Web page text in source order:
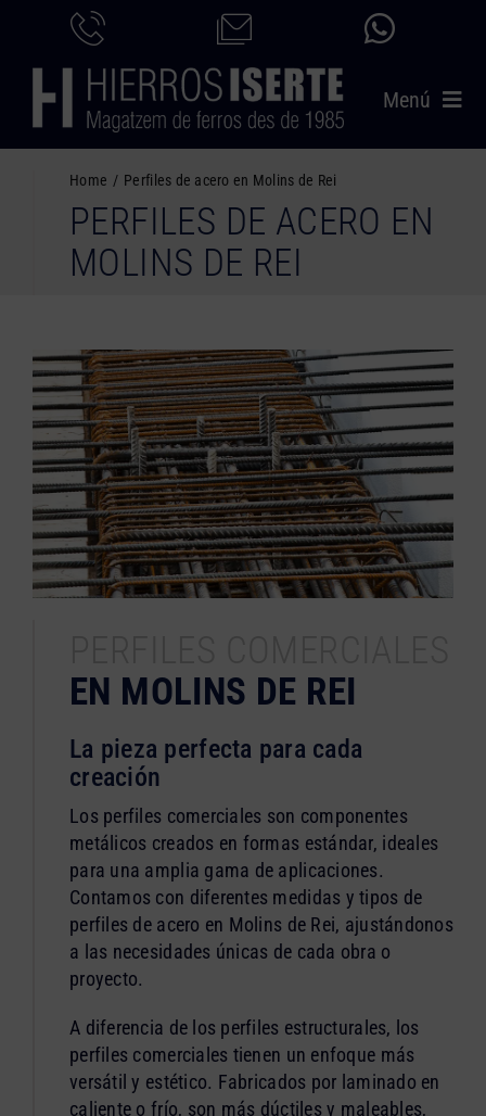
contenido
Menú
PRODUCTOS
SERVICIOS
NOSOTROS
CONTACTO
Home Perfiles de acero en Molins de Rei
PERFILES DE ACERO EN
MOLINS DE REI
EN MOLINS DE REI
La pieza perfecta para cada
creación
Los perfiles comerciales son componentes
metálicos creados en formas estándar, ideales
para una amplia gama de aplicaciones.
Contamos con diferentes medidas y tipos de
perfiles de acero en Molins de Rei, ajustándonos
a las necesidades únicas de cada obra o
proyecto.
A diferencia de los perfiles estructurales, los
perfiles comerciales tienen un enfoque más
versátil y estético. Fabricados por laminado en
caliente o frío, son más dúctiles y maleables,